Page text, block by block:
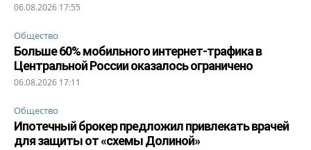
06.08.2026 17:55
Общество
Больше 60% мобильного интернет-трафика в
Центральной России оказалось ограничено
06.08.2026 17:11
Общество
Ипотечный брокер предложил привлекать врачей
для защиты от «схемы Долиной»